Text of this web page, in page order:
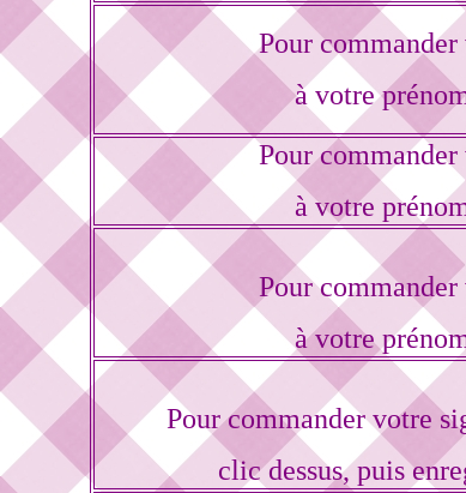
Pour
à votre
Pour
à votre
Pour
à votre
Pour commander votre
clic dessus, puis